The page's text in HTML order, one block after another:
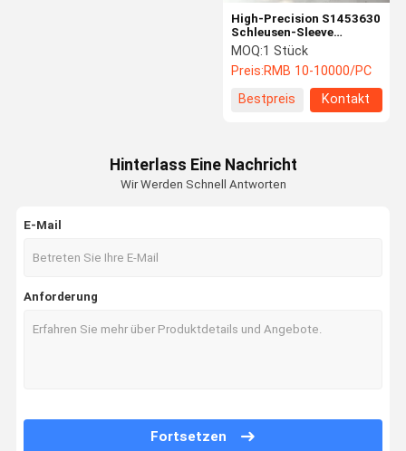
Kontakt Mit
Neuigkeiten
Rechtssach
Kalmar Reach Stacker Teile
Sany Reach Stacker Teile
High-Precision S1453630
Schleusen-Sleeve
Bromma-Spreader
Ersatzteile
MOQ:1 Stück
Preis:RMB 10-10000/PC
Bestpreis
Kontakt
Hinterlass Eine Nachricht
Wir Werden Schnell Antworten
E-Mail
Anforderung
Fortsetzen